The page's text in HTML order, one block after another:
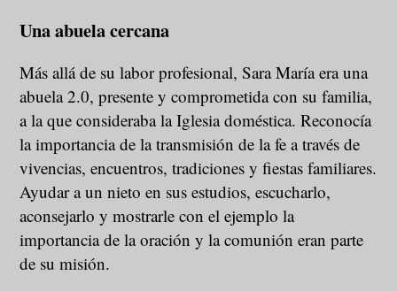
Una abuela cercana
Más allá de su labor profesional, Sara María era una
abuela 2.0, presente y comprometida con su familia,
a la que consideraba la Iglesia doméstica. Reconocía
la importancia de la transmisión de la fe a través de
vivencias, encuentros, tradiciones y fiestas familiares.
Ayudar a un nieto en sus estudios, escucharlo,
aconsejarlo y mostrarle con el ejemplo la
importancia de la oración y la comunión eran parte
de su misión.